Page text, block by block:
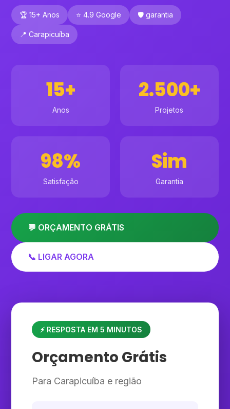
🏆 15+ Anos ⭐ 4.9 Google 🛡️ garantia
📍 Carapicuíba
15+
Anos
2.500+
Projetos
98%
Satisfação
Sim
Garantia
💬 ORÇAMENTO GRÁTIS
📞 LIGAR AGORA
⚡ RESPOSTA EM 5 MINUTOS
Orçamento Grátis
Para Carapicuíba e região